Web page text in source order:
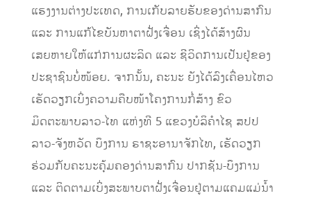
ແຮງງານຕ່າງປະເທດ, ການເກັບລາຍຮັບຂອງດ່ານສາກົນ
ແລະ ການແກ້ໄຂບັນຫາຕາຝັ່ງເຈື່ອນ ເຊິ່ງໄດ້ສ້າງຜົນ
ເສຍຫາຍໃຫ້ແກ່ການຜະລິດ ແລະ ຊີວິດການເປັນຢູ່ຂອງ
ປະຊາຊົນບໍ່ໜ້ອຍ. ຈາກນັ້ນ, ຄະນະ ຍັງໄດ້ລົງເຄື່ອນໄຫວ
ເຮັດວຽກເບິ່ງຄວາມຄືບໜ້າໂຄງການກໍ່ສ້າງ ຂົວ
ມິດຕະພາບລາວ-ໄທ ແຫ່ງທີ 5 ແຂວງບໍລິຄໍາໄຊ ສປປ
ລາວ-ຈັງຫວັດ ບຶງການ ຣາຊະອານາຈັກໄທ, ເຮັດວຽກ
ຮ່ວມກັບຄະນະຄຸ້ມຄອງດ່ານສາກົນ ປາກຊັນ-ບຶງການ
ແລະ ຕິດຕາມເບິ່ງສະພາບຕາຝັ່ງເຈື່ອນຢູ່ຕາມແຄມແມ່ນໍ້າ